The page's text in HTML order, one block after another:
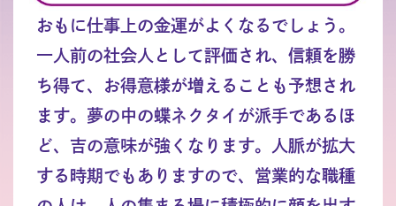
おもに仕事上の金運がよくなるでしょう。
一人前の社会人として評価され、信頼を勝
ち得て、お得意様が増えることも予想され
ます。夢の中の蝶ネクタイが派手であるほ
ど、吉の意味が強くなります。人脈が拡大
する時期でもありますので、営業的な職種